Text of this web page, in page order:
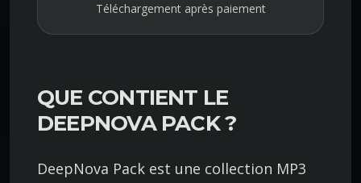
Téléchargement après paiement
QUE CONTIENT LE
DEEPNOVA PACK ?
DeepNova Pack est une collection MP3